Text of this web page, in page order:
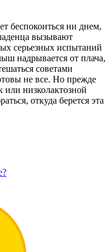
беспокоиться ни днем,
вызывают
серьезных испытаний
надрывается от плача,
советами
не все. Но прежде
или низколактозной
откуда берется эта